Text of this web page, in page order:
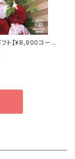
ト【¥8,900コース】